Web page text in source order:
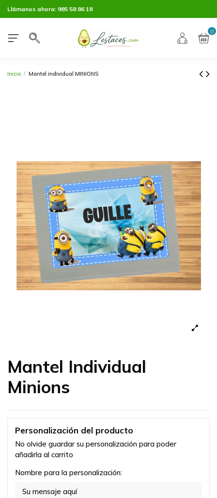
Llámanos ahora: 985 58 86 18
0
Inicio Mantel individual MINIONS
Mantel Individual
Minions
Personalización del producto
No olvide guardar su personalización para poder
añadirla al carrito
Nombre para la personalización: